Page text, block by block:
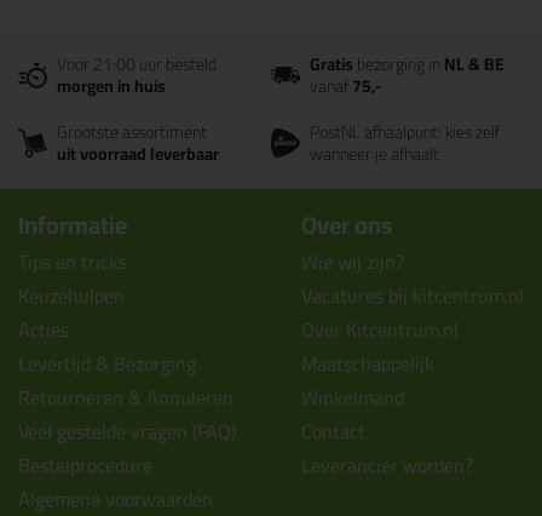
Voor 21:00 uur besteld
morgen in huis
Gratisbezorging inNL & BE
vanaf75,-
Grootste assortiment
uit voorraad leverbaar
PostNL afhaalpunt: kies zelf
wanneer je afhaalt
Informatie
Tips en tricks
Keuzehulpen
Acties
Levertijd & Bezorging
Retourneren & Annuleren
Veel gestelde vragen (FAQ)
Bestelprocedure
Algemene voorwaarden
Over ons
Wie wij zijn?
Vacatures bij kitcentrum.nl
Over Kitcentrum.nl
Maatschappelijk
Winkelmand
Contact
Leverancier worden?